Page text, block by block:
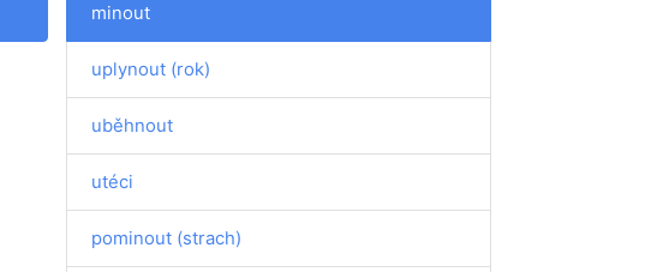
minout
uplynout (rok)
uběhnout
utéci
pominout (strach)